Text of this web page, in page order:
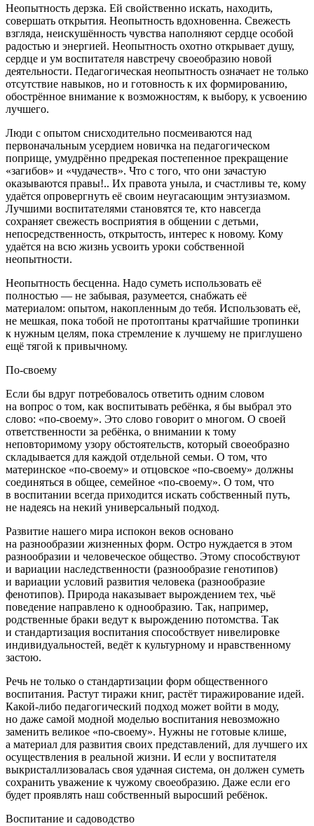
Неопытность дерзка. Ей свойственно искать, находить,
совершать открытия. Неопытность вдохновенна. Свежесть
взгляда, неискушённость чувства наполняют сердце особой
радостью и энергией. Неопытность охотно открывает душу,
сердце и ум воспитателя навстречу своеобразию новой
деятельности. Педагогическая неопытность означает не только
отсутствие навыков, но и готовность к их формированию,
обострённое внимание к возможностям, к выбору, к усвоению
лучшего.
Люди с опытом снисходительно посмеиваются над
первоначальным усердием новичка на педагогическом
поприще, умудрённо предрекая постепенное прекращение
«загибов» и «чудачеств». Что с того, что они зачастую
оказываются правы!.. Их правота уныла, и счастливы те, кому
удаётся опровергнуть её своим неугасающим энтузиазмом.
Лучшими воспитателями становятся те, кто навсегда
сохраняет свежесть восприятия в общении с детьми,
непосредственность, открытость, интерес к новому. Кому
удаётся на всю жизнь усвоить уроки собственной
неопытности.
Неопытность бесценна. Надо суметь использовать её
полностью — не забывая, разумеется, снабжать её
материалом: опытом, накопленным до тебя. Использовать её,
не мешкая, пока тобой не протоптаны кратчайшие тропинки
к нужным целям, пока стремление к лучшему не приглушено
ещё тягой к привычному.
По-своему
Если бы вдруг потребовалось ответить одним словом
на вопрос о том, как воспитывать ребёнка, я бы выбрал это
слово: «по-своему». Это слово говорит о многом. О своей
ответственности за ребёнка, о внимании к тому
неповторимому узору обстоятельств, который своеобразно
складывается для каждой отдельной семьи. О том, что
материнское «по-своему» и отцовское «по-своему» должны
соединяться в общее, семейное «по-своему». О том, что
в воспитании всегда приходится искать собственный путь,
не надеясь на некий универсальный подход.
Развитие нашего мира испокон веков основано
на разнообразии жизненных форм. Остро нуждается в этом
разнообразии и человеческое общество. Этому способствуют
и вариации наследственности (разнообразие генотипов)
и вариации условий развития человека (разнообразие
фенотипов). Природа наказывает вырождением тех, чьё
поведение направлено к однообразию. Так, например,
родственные браки ведут к вырождению потомства. Так
и стандартизация воспитания способствует нивелировке
индивидуальностей, ведёт к культурному и нравственному
застою.
Речь не только о стандартизации форм общественного
воспитания. Растут тиражи книг, растёт тиражирование идей.
Какой-либо педагогический подход может войти в моду,
но даже самой модной моделью воспитания невозможно
заменить великое «по-своему». Нужны не готовые клише,
а материал для развития своих представлений, для лучшего их
осуществления в реальной жизни. И если у воспитателя
выкристаллизовалась своя удачная система, он должен суметь
сохранить уважение к чужому своеобразию. Даже если его
будет проявлять наш собственный выросший ребёнок.
Воспитание и садоводство